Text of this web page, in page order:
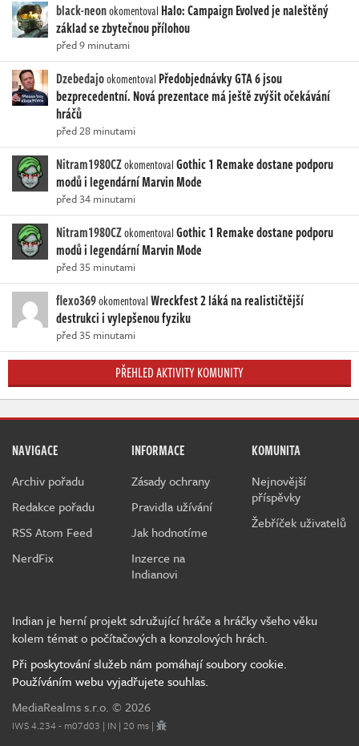
black-neonokomentoval Halo: Campaign Evolved je naleštěný
základ se zbytečnou přílohou
před 9 minutami
Dzebedajookomentoval Předobjednávky GTA 6 jsou
bezprecedentní. Nová prezentace má ještě zvýšit očekávání
hráčů
před 28 minutami
Nitram1980CZokomentovalGothic 1 Remake dostane podporu
modů i legendární Marvin Mode
před 34 minutami
Nitram1980CZokomentovalGothic 1 Remake dostane podporu
modů i legendární Marvin Mode
před 35 minutami
flexo369okomentovalWreckfest 2 láká na realističtější
destrukci i vylepšenou fyziku
před 35 minutami
PŘEHLED AKTIVITY KOMUNITY
NAVIGACE
Archiv pořadu
Redakce pořadu
RSS Atom Feed
NerdFix
INFORMACE
Zásady ochrany
Pravidla užívání
Jak hodnotíme
Inzerce na
Indianovi
KOMUNITA
Nejnovější
příspěvky
Žebříček uživatelů
Indian je herní projekt sdružující hráče a hráčky všeho věku
kolem témat o počítačových a konzolových hrách.
Při poskytování služeb nám pomáhají soubory cookie.
Používáním webu vyjadřujete souhlas.
MediaRealms s.r.o. © 2026
IWS 4.234 - m07d03 | IN | 20 ms |